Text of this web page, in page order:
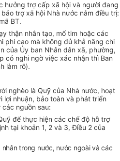
hưởng trợ cấp xã hội và người đang
trợ xã hội Nhà nước nằm điều trị:
BT.
thận nhân tạo, mổ tim hoặc các
phí cao mà không đủ khả năng chi
của Ủy ban Nhân dân xã, phường,
có nghi ngờ việc xác nhận thì Ban
làm rõ).
nghèo là Quỹ của Nhà nước, hoạt
nhuận, bảo toàn và phát triển
nguồn sau:
để thực hiện các chế độ hỗ trợ
tại khoản 1, 2 và 3, Điều 2 của
trong nước, nước ngoài và các